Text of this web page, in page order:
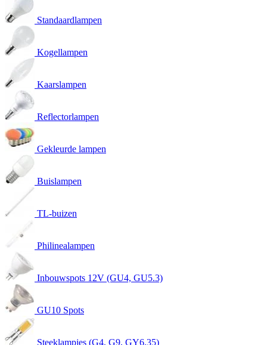
Standaardlampen
Kogellampen
Kaarslampen
Reflectorlampen
Gekleurde lampen
Buislampen
TL-buizen
Philinealampen
Inbouwspots 12V (GU4, GU5.3)
GU10 Spots
Steeklampjes (G4, G9, GY6.35)